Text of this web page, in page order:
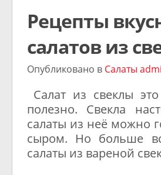
Рецепты
салатов из
Опубликовано в Салаты
Салат из свеклы
полезно. Свекла
салаты из неё можно
сыром. Но больше
салаты из вареной